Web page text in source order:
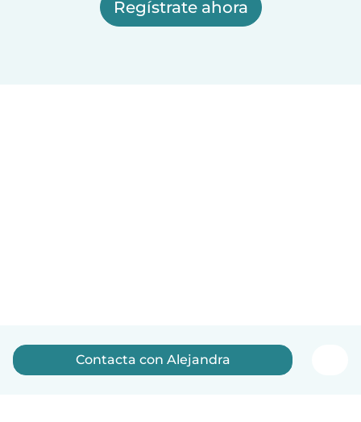
Regístrate ahora
Contacta con Alejandra